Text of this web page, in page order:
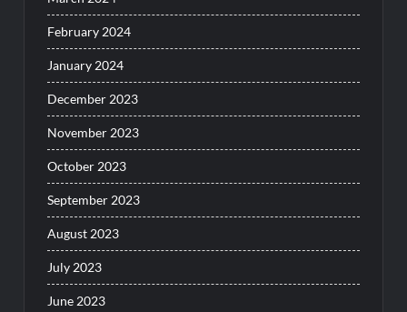
February 2024
January 2024
December 2023
November 2023
October 2023
September 2023
August 2023
July 2023
June 2023